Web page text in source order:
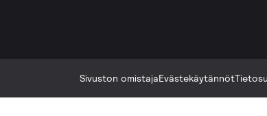
Sivuston omistajaEvästekäytännöt